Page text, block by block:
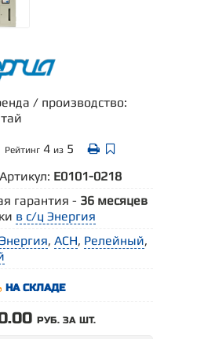
/ производство:
Рейтинг 4 из 5
Е0101-0218
гарантия - 36 месяцев
в с/ц Энергия
Энергия, АСН, Релейный,
НА СКЛАДЕ
РУБ. ЗА ШТ.